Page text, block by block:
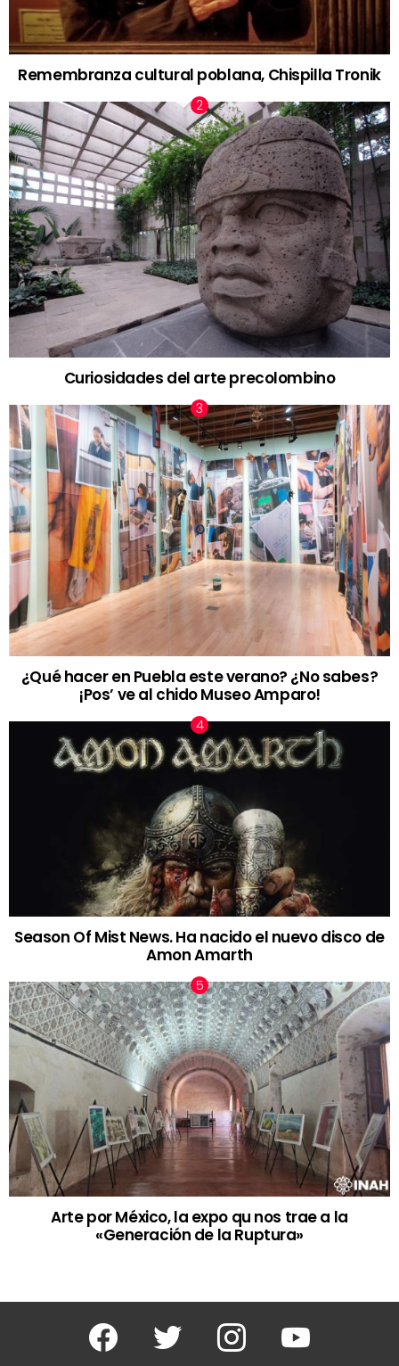
Remembranza cultural poblana, Chispilla Tronik
Curiosidades del arte precolombino
¿Qué hacer en Puebla este verano? ¿No sabes?
¡Pos’ ve al chido Museo Amparo!
Season Of Mist News. Ha nacido el nuevo disco de
Amon Amarth
Arte por México, la expo qu nos trae a la
«Generación de la Ruptura»
Facebook Twitter Instagram